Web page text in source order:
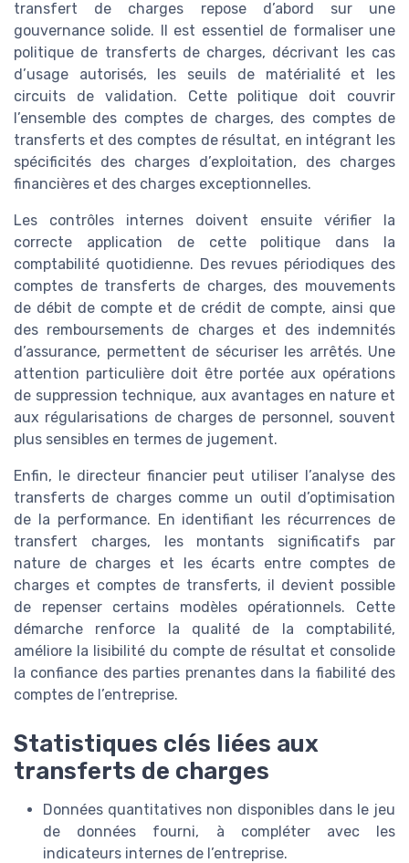
transfert de charges repose d’abord sur une
gouvernance solide. Il est essentiel de formaliser une
politique de transferts de charges, décrivant les cas
d’usage autorisés, les seuils de matérialité et les
circuits de validation. Cette politique doit couvrir
l’ensemble des comptes de charges, des comptes de
transferts et des comptes de résultat, en intégrant les
spécificités des charges d’exploitation, des charges
financières et des charges exceptionnelles.
Les contrôles internes doivent ensuite vérifier la
correcte application de cette politique dans la
comptabilité quotidienne. Des revues périodiques des
comptes de transferts de charges, des mouvements
de débit de compte et de crédit de compte, ainsi que
des remboursements de charges et des indemnités
d’assurance, permettent de sécuriser les arrêtés. Une
attention particulière doit être portée aux opérations
de suppression technique, aux avantages en nature et
aux régularisations de charges de personnel, souvent
plus sensibles en termes de jugement.
Enfin, le directeur financier peut utiliser l’analyse des
transferts de charges comme un outil d’optimisation
de la performance. En identifiant les récurrences de
transfert charges, les montants significatifs par
nature de charges et les écarts entre comptes de
charges et comptes de transferts, il devient possible
de repenser certains modèles opérationnels. Cette
démarche renforce la qualité de la comptabilité,
améliore la lisibilité du compte de résultat et consolide
la confiance des parties prenantes dans la fiabilité des
comptes de l’entreprise.
Statistiques clés liées aux
transferts de charges
Données quantitatives non disponibles dans le jeu
de données fourni, à compléter avec les
indicateurs internes de l’entreprise.